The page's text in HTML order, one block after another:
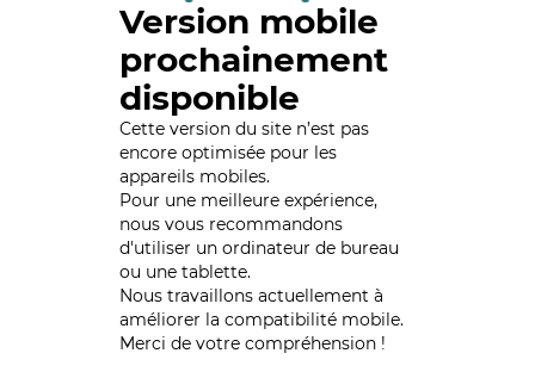
Version mobile
prochainement
disponible
Cette version du site n’est pas
encore optimisée pour les
appareils mobiles.
Pour une meilleure expérience,
nous vous recommandons
d'utiliser un ordinateur de bureau
ou une tablette.
Nous travaillons actuellement à
améliorer la compatibilité mobile.
Merci de votre compréhension !